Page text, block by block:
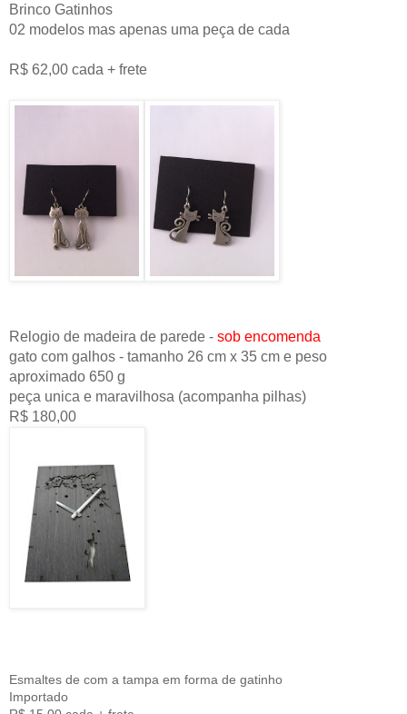
Brinco Gatinhos
02 modelos mas apenas uma peça de cada
R$ 62,00 cada + frete
Relogio de madeira de parede - sob encomenda
gato com galhos - tamanho 26 cm x 35 cm e peso
aproximado 650 g
peça unica e maravilhosa (acompanha pilhas)
R$ 180,00
Esmaltes de com a tampa em forma de gatinho
Importado